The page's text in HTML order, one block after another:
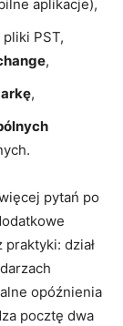
aplikacje),
PST,
,
,
pytań po
dział
opóźnienia
pocztę dwa